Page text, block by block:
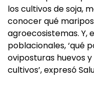
los cultivos de soja,
conocer qué
agroecosistemas. Y,
poblacionales, ‘qué
oviposturas huevos
cultivos’, expresó